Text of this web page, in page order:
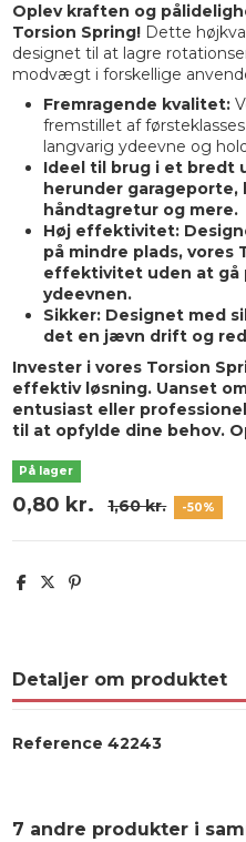
Oplev kraften og
Torsion Spring!Dette
designet til at lagre
modvægt i forskellige
Fremragende kvalitet:
fremstillet af
langvarig ydeevne og
Ideel til brug i et bredt
herunder
håndtagretur og mere.
Høj effektivitet:
på mindre plads, vores
effektivitet uden at gå
ydeevnen.
Sikker:Designet med
det en jævn drift og
Invester i vores Torsion
effektiv løsning. Uanset
entusiast eller
til at opfylde dine behov.
På lager
0,80 kr. 1,60 kr. -50%
Detaljer om produktet
Reference 42243
7 andre produkter i